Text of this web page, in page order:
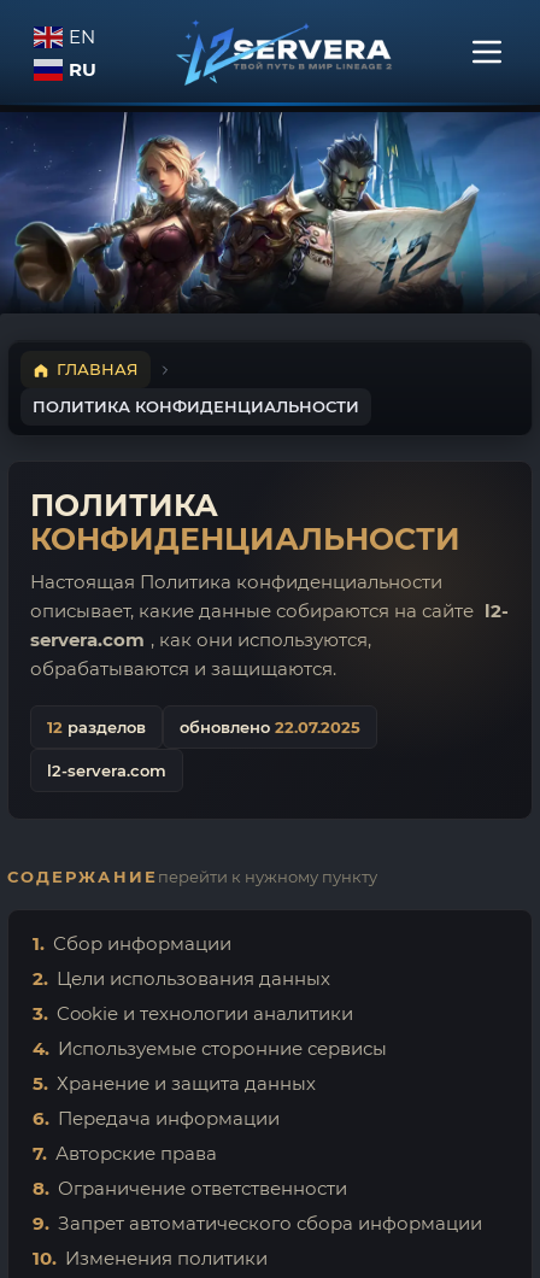
EN
RU
ГЛАВНАЯ
ПОЛИТИКА КОНФИДЕНЦИАЛЬНОСТИ
ПОЛИТИКА
КОНФИДЕНЦИАЛЬНОСТИ
Настоящая Политика конфиденциальности
описывает, какие данные собираются на сайте l2-
servera.com , как они используются,
обрабатываются и защищаются.
12 разделов обновлено 22.07.2025
l2-servera.com
СОДЕРЖАНИЕ перейти к нужному пункту
Сбор информации
Цели использования данных
Cookie и технологии аналитики
Используемые сторонние сервисы
Хранение и защита данных
Передача информации
Авторские права
Ограничение ответственности
Запрет автоматического сбора информации
Изменения политики